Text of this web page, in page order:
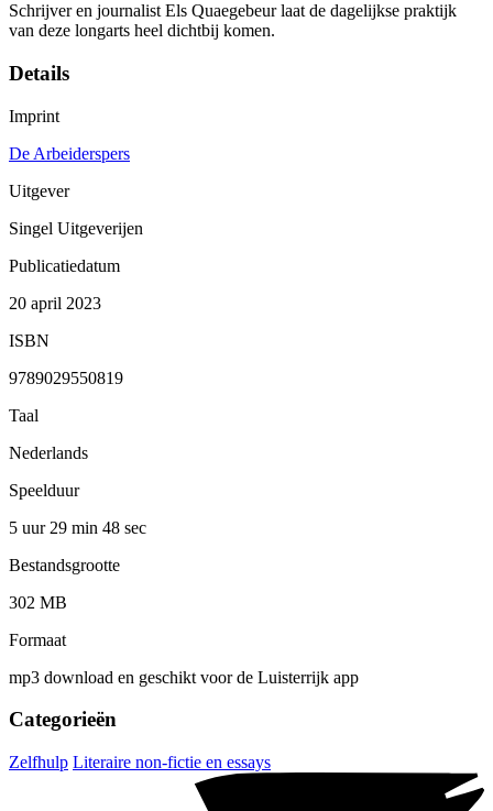
Schrijver en journalist Els Quaegebeur laat de dagelijkse praktijk
van deze longarts heel dichtbij komen.
Details
Imprint
De Arbeiderspers
Uitgever
Singel Uitgeverijen
Publicatiedatum
20 april 2023
ISBN
9789029550819
Taal
Nederlands
Speelduur
5 uur 29 min 48 sec
Bestandsgrootte
302 MB
Formaat
mp3 download en geschikt voor de Luisterrijk app
Categorieën
Zelfhulp Literaire non-fictie en essays